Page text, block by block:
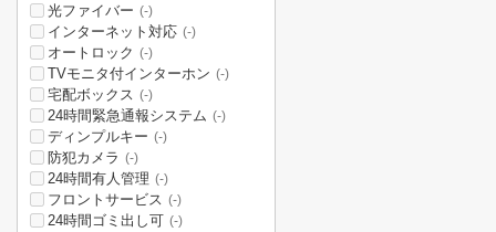
光ファイバー (-)
インターネット対応 (-)
オートロック (-)
TVモニタ付インターホン (-)
宅配ボックス (-)
24時間緊急通報システム (-)
ディンプルキー (-)
防犯カメラ (-)
24時間有人管理 (-)
フロントサービス (-)
24時間ゴミ出し可 (-)